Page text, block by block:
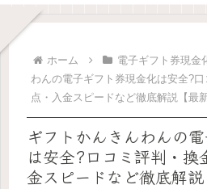
ホーム 電子ギフト券現金
わんの電子ギフト券現金化は安全?
点・入金スピードなど徹底解説【最新
ギフトかんきんわんの
は安全?口コミ評判・換
金スピードなど徹底解説